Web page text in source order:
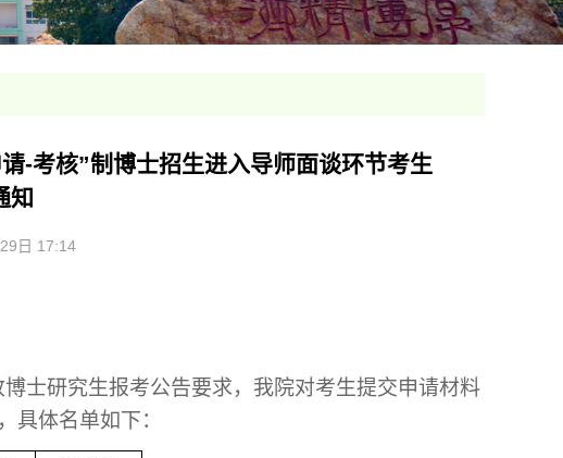
-考核”制博士招生进入导师面谈环节考生
知
日 17:14
博士研究生报考公告要求，我院对考生提交申请材料
具体名单如下：